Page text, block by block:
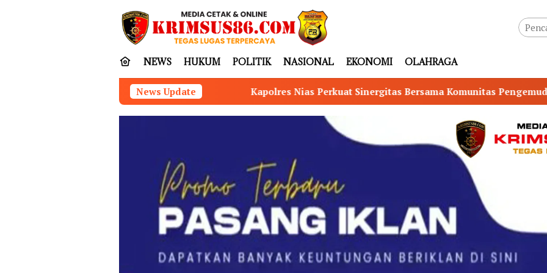
NEWS HUKUM POLITIK NASIONAL EKONOMI OLAHRAGA
News Update
Kapolres Nias Perkuat Sinergitas Bersama Komunitas Pengemudi Maxim, Ojol Didorong